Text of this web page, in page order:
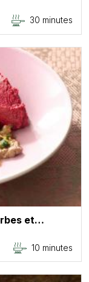
30 minutes
et…
10 minutes